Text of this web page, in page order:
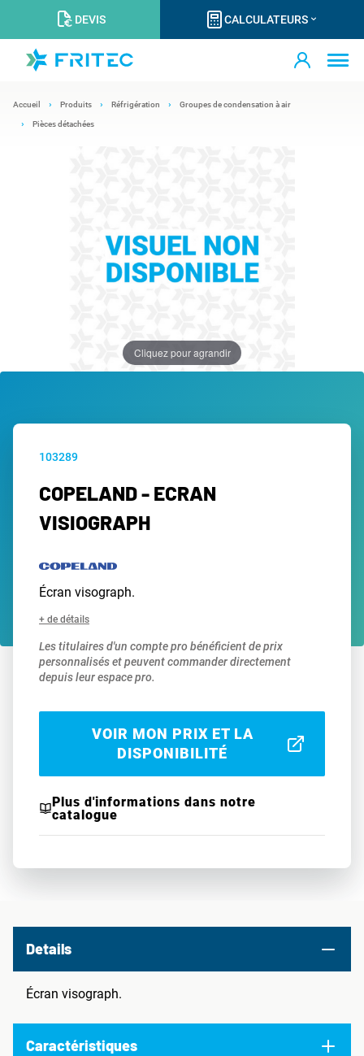
DEVIS CALCULATEURS
Accueil Produits Réfrigération Groupes de condensation à air
Pièces détachées
Cliquez pour agrandir
103289
COPELAND - ECRAN
VISIOGRAPH
Écran visograph.
+ de détails
Les titulaires d'un compte pro bénéficient de prix
personnalisés et peuvent commander directement
depuis leur espace pro.
VOIR MON PRIX ET LA
DISPONIBILITÉ
Plus d'informations dans notre
catalogue
Details
Écran visograph.
Caractéristiques